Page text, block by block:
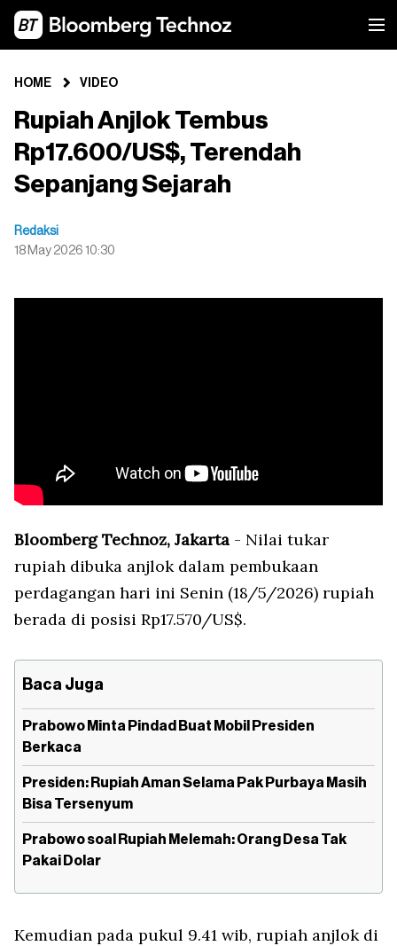
HOME VIDEO
Rupiah Anjlok Tembus
Rp17.600/US$, Terendah
Sepanjang Sejarah
Redaksi
18 May 2026 10:30
Bloomberg Technoz, Jakarta - Nilai tukar
rupiah dibuka anjlok dalam pembukaan
perdagangan hari ini Senin (18/5/2026) rupiah
berada di posisi Rp17.570/US$.
Baca Juga
Prabowo Minta Pindad Buat Mobil Presiden
Berkaca
Presiden: Rupiah Aman Selama Pak Purbaya Masih
Bisa Tersenyum
Prabowo soal Rupiah Melemah: Orang Desa Tak
Pakai Dolar
Kemudian pada pukul 9.41 wib, rupiah anjlok di